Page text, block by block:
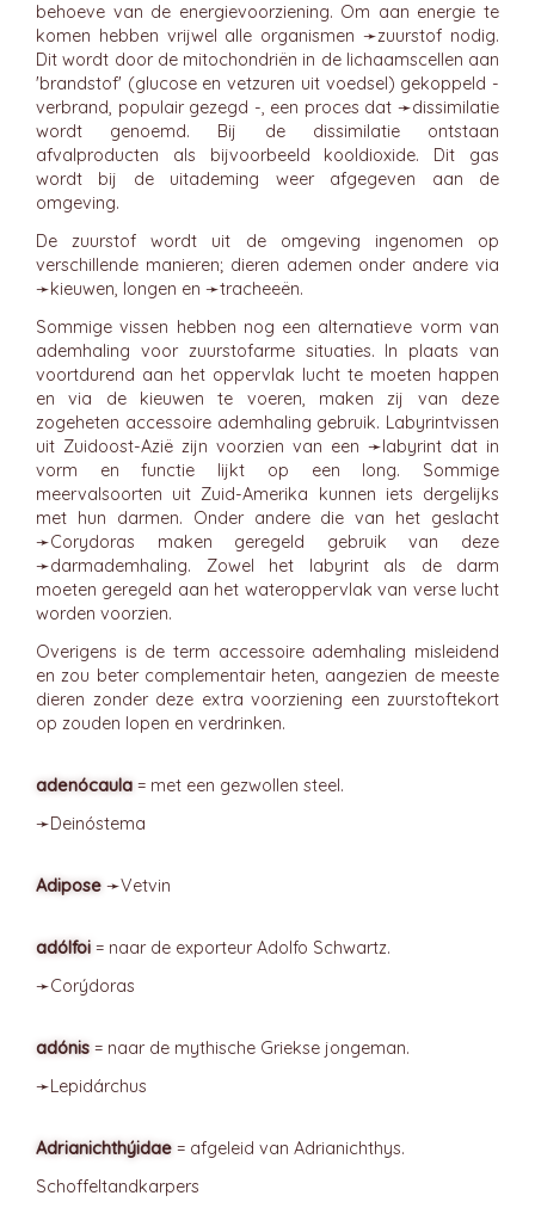
behoeve van de energievoorziening. Om aan energie te
komen hebben vrijwel alle organismen ➛zuurstof nodig.
Dit wordt door de mitochondriën in de lichaamscellen aan
'brandstof' (glucose en vetzuren uit voedsel) gekoppeld -
verbrand, populair gezegd -, een proces dat ➛dissimilatie
wordt genoemd. Bij de dissimilatie ontstaan
afvalproducten als bijvoorbeeld kooldioxide. Dit gas
wordt bij de uitademing weer afgegeven aan de
omgeving.
De zuurstof wordt uit de omgeving ingenomen op
verschillende manieren; dieren ademen onder andere via
➛kieuwen, longen en ➛tracheeën.
Sommige vissen hebben nog een alternatieve vorm van
ademhaling voor zuurstofarme situaties. In plaats van
voortdurend aan het oppervlak lucht te moeten happen
en via de kieuwen te voeren, maken zij van deze
zogeheten accessoire ademhaling gebruik. Labyrintvissen
uit Zuidoost-Azië zijn voorzien van een ➛labyrint dat in
vorm en functie lijkt op een long. Sommige
meervalsoorten uit Zuid-Amerika kunnen iets dergelijks
met hun darmen. Onder andere die van het geslacht
➛Corydoras maken geregeld gebruik van deze
➛darmademhaling. Zowel het labyrint als de darm
moeten geregeld aan het wateroppervlak van verse lucht
worden voorzien.
Overigens is de term accessoire ademhaling misleidend
en zou beter complementair heten, aangezien de meeste
dieren zonder deze extra voorziening een zuurstoftekort
op zouden lopen en verdrinken.
adenócaula = met een gezwollen steel.
➛Deinóstema
Adipose ➛Vetvin
adólfoi = naar de exporteur Adolfo Schwartz.
➛Corýdoras
adónis = naar de mythische Griekse jongeman.
➛Lepidárchus
Adrianichthýidae = afgeleid van Adrianichthys.
Schoffeltandkarpers